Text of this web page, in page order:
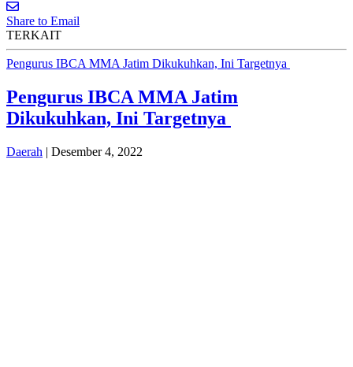
Share to Email
TERKAIT
Pengurus IBCA MMA Jatim Dikukuhkan, Ini Targetnya
Pengurus IBCA MMA Jatim
Dikukuhkan, Ini Targetnya
Daerah | Desember 4, 2022